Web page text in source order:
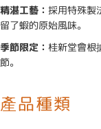
精湛工藝： 採用特殊製
留了蝦的原始風味。
季節限定： 桂新堂會根
節。
產品種類